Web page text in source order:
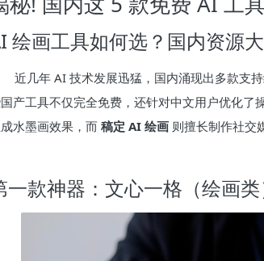
绘画工具如何选？国内资源
近几年 AI 技术发展迅猛，国内涌现出多款支
产工具不仅完全免费，还针对中文用户优化了
水墨画效果，而 稿定 AI 绘画 则擅长制作社交
一款神器：文心一格（绘画类